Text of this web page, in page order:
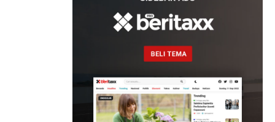
13 jam lalu
Pemilik
Royal
Phone